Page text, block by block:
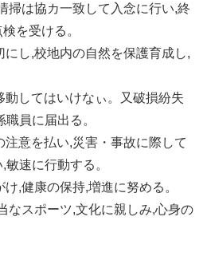
掃は協カ一致して入念に行い,終
を受ける。
にし,校地内の自然を保護育成し,
動してはいけなぃ。又破損紛失
員に届出る。
意を払い,災害・事故に際して
速に行動する。
,健康の保持,増進に努める。
なスポーツ,文化に親しみ,心身の